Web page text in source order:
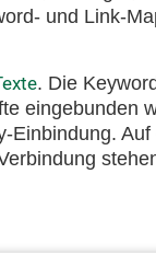
und Link-
. Die
eingebunden